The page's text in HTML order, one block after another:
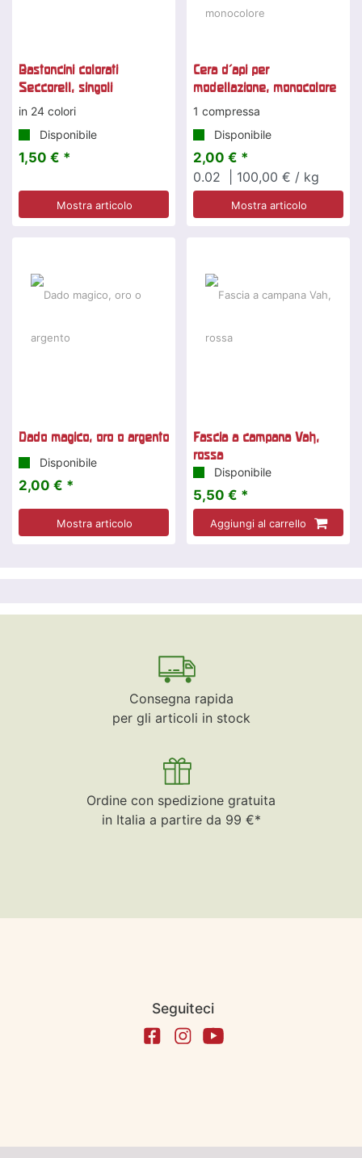
Bastoncini colorati
Seccorell, singoli
in 24 colori
Disponibile
1,50 € *
Mostra articolo
Cera d'api per
modellazione, monocolore
1 compressa
Disponibile
2,00 € *
0.02
| 100,00 € / kg
Mostra articolo
Dado magico, oro o argento
Disponibile
2,00 € *
Mostra articolo
Fascia a campana Vah,
rossa
Disponibile
5,50 € *
Aggiungi al carrello
Consegna rapida
per gli articoli in stock
Ordine con spedizione gratuita
in Italia a partire da 99 €*
Seguiteci